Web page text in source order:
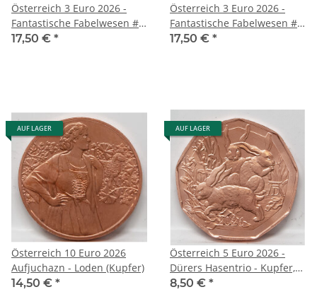
Österreich 3 Euro 2026 -
Fantastische Fabelwesen #4
- Der Basilisk
17,50 € *
Österreich 3 Euro 2026 -
Fantastische Fabelwesen #3
- Die Elfe
17,50 € *
AUF LAGER
Österreich 10 Euro 2026
Aufjuchazn - Loden (Kupfer)
14,50 € *
AUF LAGER
Österreich 5 Euro 2026 -
Dürers Hasentrio - Kupfer,
unc.
8,50 € *